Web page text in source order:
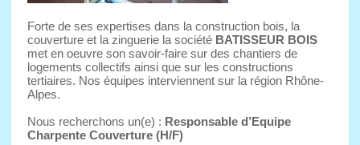
Forte de ses expertises dans la construction bois, la
couverture et la zinguerie la société BATISSEUR BOIS
met en oeuvre son savoir-faire sur des chantiers de
logements collectifs ainsi que sur les constructions
tertiaires. Nos équipes interviennent sur la région Rhône-
Alpes.
Nous recherchons un(e) : Responsable d’Equipe
Charpente Couverture (H/F)